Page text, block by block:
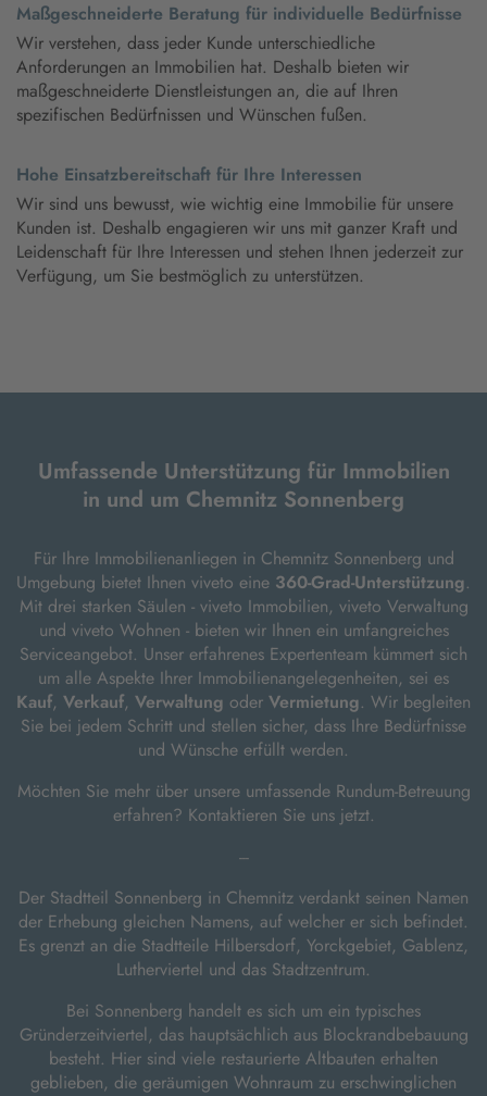
Maßgeschneiderte Beratung für individuelle Bedürfnisse
Wir verstehen, dass jeder Kunde unterschiedliche
Anforderungen an Immobilien hat. Deshalb bieten wir
maßgeschneiderte Dienstleistungen an, die auf Ihren
spezifischen Bedürfnissen und Wünschen fußen.
Hohe Einsatzbereitschaft für Ihre Interessen
Wir sind uns bewusst, wie wichtig eine Immobilie für unsere
Kunden ist. Deshalb engagieren wir uns mit ganzer Kraft und
Leidenschaft für Ihre Interessen und stehen Ihnen jederzeit zur
Verfügung, um Sie bestmöglich zu unterstützen.
Umfassende Unterstützung für Immobilien
in und um Chemnitz Sonnenberg
Für Ihre Immobilienanliegen in Chemnitz Sonnenberg und
Umgebung bietet Ihnen viveto eine 360-Grad-Unterstützung.
Mit drei starken Säulen - viveto Immobilien, viveto Verwaltung
und viveto Wohnen - bieten wir Ihnen ein umfangreiches
Serviceangebot. Unser erfahrenes Expertenteam kümmert sich
um alle Aspekte Ihrer Immobilienangelegenheiten, sei es
Kauf, Verkauf, Verwaltung oder Vermietung. Wir begleiten
Sie bei jedem Schritt und stellen sicher, dass Ihre Bedürfnisse
und Wünsche erfüllt werden.
Möchten Sie mehr über unsere umfassende Rundum-Betreuung
erfahren? Kontaktieren Sie uns jetzt.
---
Der Stadtteil Sonnenberg in Chemnitz verdankt seinen Namen
der Erhebung gleichen Namens, auf welcher er sich befindet.
Es grenzt an die Stadtteile Hilbersdorf, Yorckgebiet, Gablenz,
Lutherviertel und das Stadtzentrum.
Bei Sonnenberg handelt es sich um ein typisches
Gründerzeitviertel, das hauptsächlich aus Blockrandbebauung
besteht. Hier sind viele restaurierte Altbauten erhalten
geblieben, die geräumigen Wohnraum zu erschwinglichen